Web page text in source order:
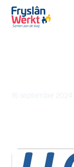
Werkgevers
Contact
16 september 2024